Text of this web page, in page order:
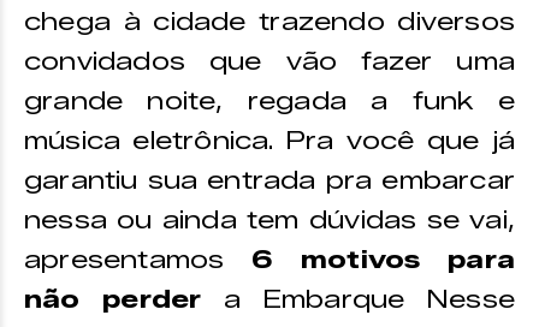
chega à cidade trazendo diversos
convidados que vão fazer uma
grande noite, regada a funk e
música eletrônica. Pra você que já
garantiu sua entrada pra embarcar
nessa ou ainda tem dúvidas se vai,
apresentamos 6 motivos para
não perder a Embarque Nesse